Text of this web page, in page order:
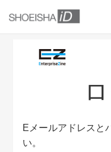
Eメールアドレスと
い。